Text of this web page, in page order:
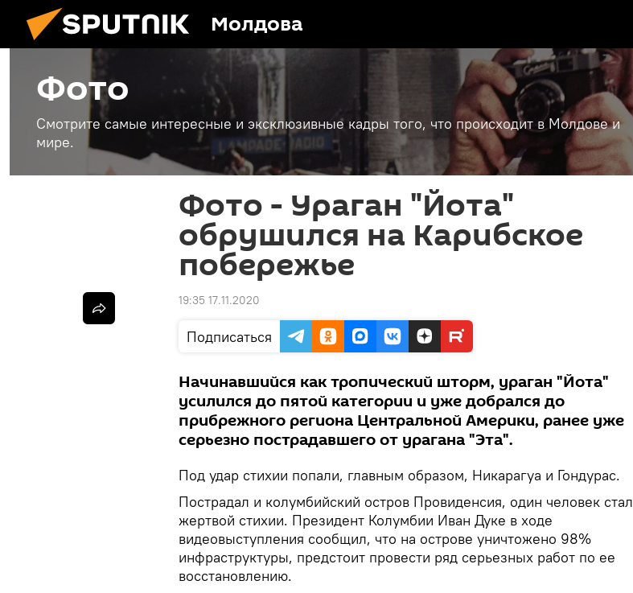
Молдова
Фото
Смотрите самые интересные и эксклюзивные кадры того, что происходит в Молдове и
мире.
Фото - Ураган "Йота"
обрушился на Карибское
побережье
19:35 17.11.2020
Подписаться
Начинавшийся как тропический шторм, ураган "Йота"
усилился до пятой категории и уже добрался до
прибрежного региона Центральной Америки, ранее уже
серьезно пострадавшего от урагана "Эта".
Под удар стихии попали, главным образом, Никарагуа и Гондурас.
Пострадал и колумбийский остров Провиденсия, один человек стал
жертвой стихии. Президент Колумбии Иван Дуке в ходе
видеовыступления сообщил, что на острове уничтожено 98%
инфраструктуры, предстоит провести ряд серьезных работ по ее
восстановлению.